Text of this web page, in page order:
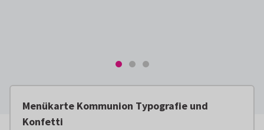
Menükarte Kommunion Typografie und
Konfetti